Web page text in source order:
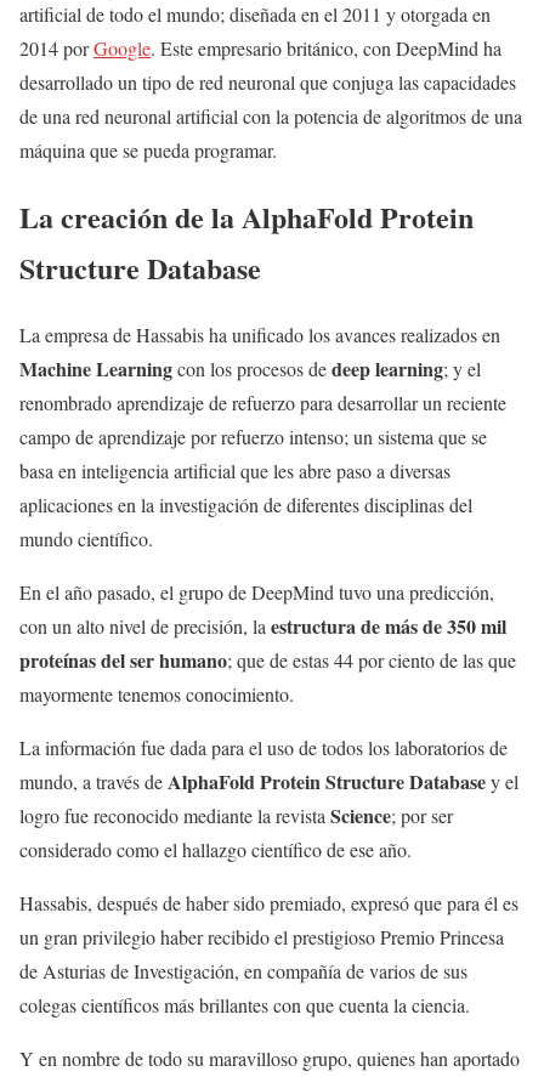
artificial de todo el mundo; diseñada en el 2011 y otorgada en
2014 porGoogle. Este empresario británico, con DeepMind ha
desarrollado un tipo de red neuronal que conjuga las capacidades
de una red neuronal artificial con la potencia de algoritmos de una
máquina que se pueda programar.
La creación de la AlphaFold Protein
Structure Database
La empresa de Hassabis ha unificado los avances realizados en
Machine Learningcon los procesos dedeep learning; y el
renombrado aprendizaje de refuerzo para desarrollar un reciente
campo de aprendizaje por refuerzo intenso; un sistema que se
basa en inteligencia artificial que les abre paso a diversas
aplicaciones en la investigación de diferentes disciplinas del
mundo científico.
En el año pasado, el grupo de DeepMind tuvo una predicción,
con un alto nivel de precisión, la estructura de más de 350 mil
proteínas del ser humano; que de estas 44 por ciento de las que
mayormente tenemos conocimiento.
La información fue dada para el uso de todos los laboratorios de
mundo, a través deAlphaFold Protein Structure Databasey el
logro fue reconocido mediante la revista Science; por ser
considerado como el hallazgo científico de ese año.
Hassabis, después de haber sido premiado, expresó que para él es
un gran privilegio haber recibido el prestigioso Premio Princesa
de Asturias de Investigación, en compañía de varios de sus
colegas científicos más brillantes con que cuenta la ciencia.
Y en nombre de todo su maravilloso grupo, quienes han aportado